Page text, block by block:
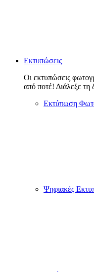
Εκτυπώσεις
Οι εκτυπώσεις
από ποτέ! Διάλεξε τη
Εκτύπωση
Ψηφιακές